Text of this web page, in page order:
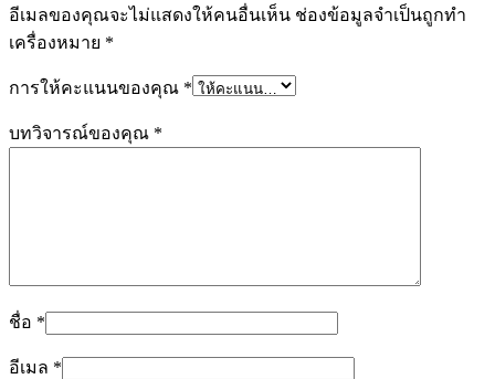
อีเมลของคุณจะไม่แสดงให้คนอื่นเห็น ช่องข้อมูลจำเป็นถูกทำ
เครื่องหมาย *
การให้คะแนนของคุณ *
บทวิจารณ์ของคุณ *
ชื่อ *
อีเมล *